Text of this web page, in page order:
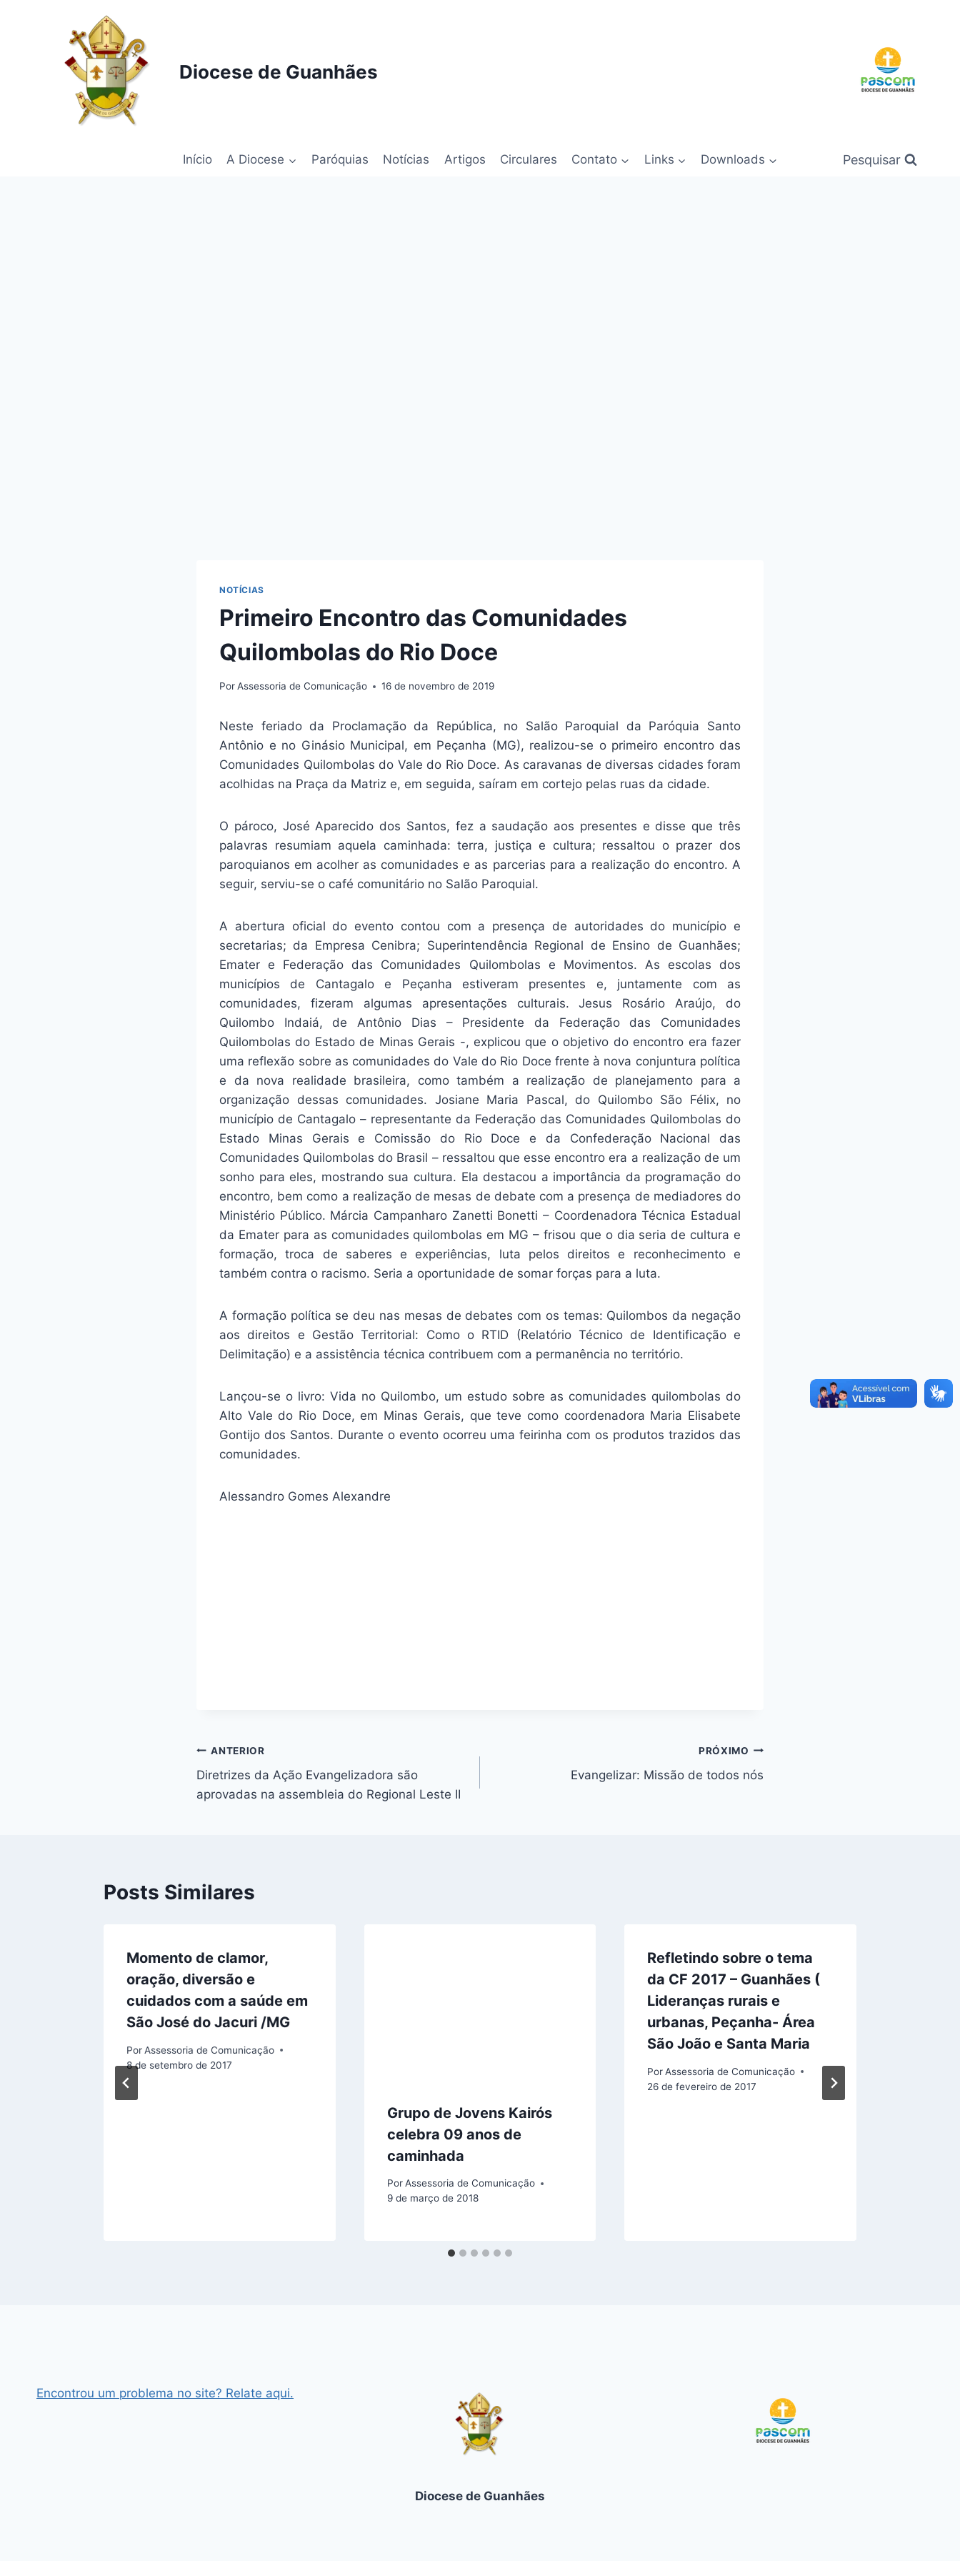
Diocese de Guanhães
Início A Diocese Paróquias Notícias Artigos Circulares Contato Links Downloads Pesquisar
NOTÍCIAS
Primeiro Encontro das Comunidades
Quilombolas do Rio Doce
PorAssessoria de Comunicação 16 de novembro de 2019
Neste feriado da Proclamação da República, no Salão Paroquial da Paróquia Santo
Antônio e no Ginásio Municipal, em Peçanha (MG), realizou-se o primeiro encontro das
Comunidades Quilombolas do Vale do Rio Doce. As caravanas de diversas cidades foram
acolhidas na Praça da Matriz e, em seguida, saíram em cortejo pelas ruas da cidade.
O pároco, José Aparecido dos Santos, fez a saudação aos presentes e disse que três
palavras resumiam aquela caminhada: terra, justiça e cultura; ressaltou o prazer dos
paroquianos em acolher as comunidades e as parcerias para a realização do encontro. A
seguir, serviu-se o café comunitário no Salão Paroquial.
A abertura oficial do evento contou com a presença de autoridades do município e
secretarias; da Empresa Cenibra; Superintendência Regional de Ensino de Guanhães;
Emater e Federação das Comunidades Quilombolas e Movimentos. As escolas dos
municípios de Cantagalo e Peçanha estiveram presentes e, juntamente com as
comunidades, fizeram algumas apresentações culturais. Jesus Rosário Araújo, do
Quilombo Indaiá, de Antônio Dias – Presidente da Federação das Comunidades
Quilombolas do Estado de Minas Gerais -, explicou que o objetivo do encontro era fazer
uma reflexão sobre as comunidades do Vale do Rio Doce frente à nova conjuntura política
e da nova realidade brasileira, como também a realização de planejamento para a
organização dessas comunidades. Josiane Maria Pascal, do Quilombo São Félix, no
município de Cantagalo – representante da Federação das Comunidades Quilombolas do
Estado Minas Gerais e Comissão do Rio Doce e da Confederação Nacional das
Comunidades Quilombolas do Brasil – ressaltou que esse encontro era a realização de um
sonho para eles, mostrando sua cultura. Ela destacou a importância da programação do
encontro, bem como a realização de mesas de debate com a presença de mediadores do
Ministério Público. Márcia Campanharo Zanetti Bonetti – Coordenadora Técnica Estadual
da Emater para as comunidades quilombolas em MG – frisou que o dia seria de cultura e
formação, troca de saberes e experiências, luta pelos direitos e reconhecimento e
também contra o racismo. Seria a oportunidade de somar forças para a luta.
A formação política se deu nas mesas de debates com os temas: Quilombos da negação
aos direitos e Gestão Territorial: Como o RTID (Relatório Técnico de Identificação e
Delimitação) e a assistência técnica contribuem com a permanência no território.
Lançou-se o livro: Vida no Quilombo, um estudo sobre as comunidades quilombolas do
Alto Vale do Rio Doce, em Minas Gerais, que teve como coordenadora Maria Elisabete
Gontijo dos Santos. Durante o evento ocorreu uma feirinha com os produtos trazidos das
comunidades.
Alessandro Gomes Alexandre
Navegação
de
ANTERIOR
Diretrizes da Ação Evangelizadora são
aprovadas na assembleia do Regional Leste II
PRÓXIMO
Evangelizar: Missão de todos nós
Posts Similares
Momento de clamor,
oração, diversão e
cuidados com a saúde em
São José do Jacuri /MG
Por Assessoria de Comunicação
8 de setembro de 2017
Grupo de Jovens Kairós
celebra 09 anos de
caminhada
Por Assessoria de Comunicação
9 de março de 2018
Refletindo sobre o tema
da CF 2017 – Guanhães (
Lideranças rurais e
urbanas, Peçanha- Área
São João e Santa Maria
Por Assessoria de Comunicação
26 de fevereiro de 2017
Encontrou um problema no site? Relate aqui.
Diocese de Guanhães